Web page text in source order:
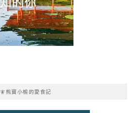
🧚熊寶小榆的愛食記